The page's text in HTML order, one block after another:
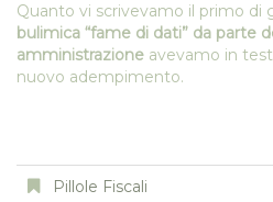
Quanto vi scrivevamo il primo di
bulimica “fame di dati” da parte
amministrazione avevamo in
nuovo adempimento.
Pillole Fiscali